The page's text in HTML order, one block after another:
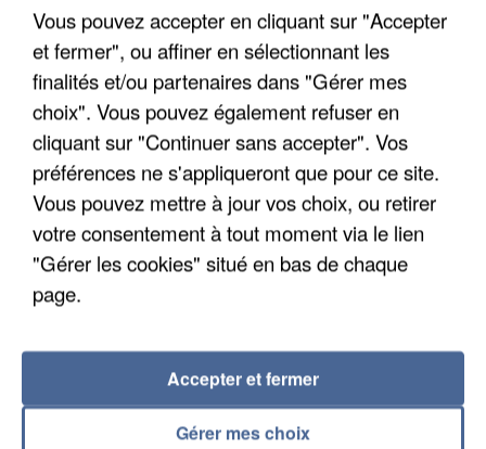
APRÈS TOUTES CES CANICULES, LES REFUGES
DE FAUNE SAUVAGE SONT...
Vous pouvez accepter en cliquant sur "Accepter
et fermer", ou affiner en sélectionnant les
finalités et/ou partenaires dans "Gérer mes
choix". Vous pouvez également refuser en
cliquant sur "Continuer sans accepter". Vos
préférences ne s'appliqueront que pour ce site.
Vous pouvez mettre à jour vos choix, ou retirer
votre consentement à tout moment via le lien
"Gérer les cookies" situé en bas de chaque
page.
Gérer mes choix
Accepter et fermer